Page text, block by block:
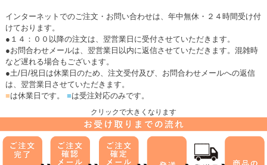
インターネットでのご注文・お問い合わせは、年中無休・２４時間受け付
けております。
●１４：００以降の注文は、翌営業日に受付させていただきます。
●お問合わせメールは、翌営業日以内に返信させていただきます。混雑時
など遅れる場合もございます。
●土/日/祝日は休業日のため、注文受付及び、お問合わせメールへの返信
は、翌営業日させていただきます。
■は休業日です。 ■は受注対応のみです。
クリックで大きくなります